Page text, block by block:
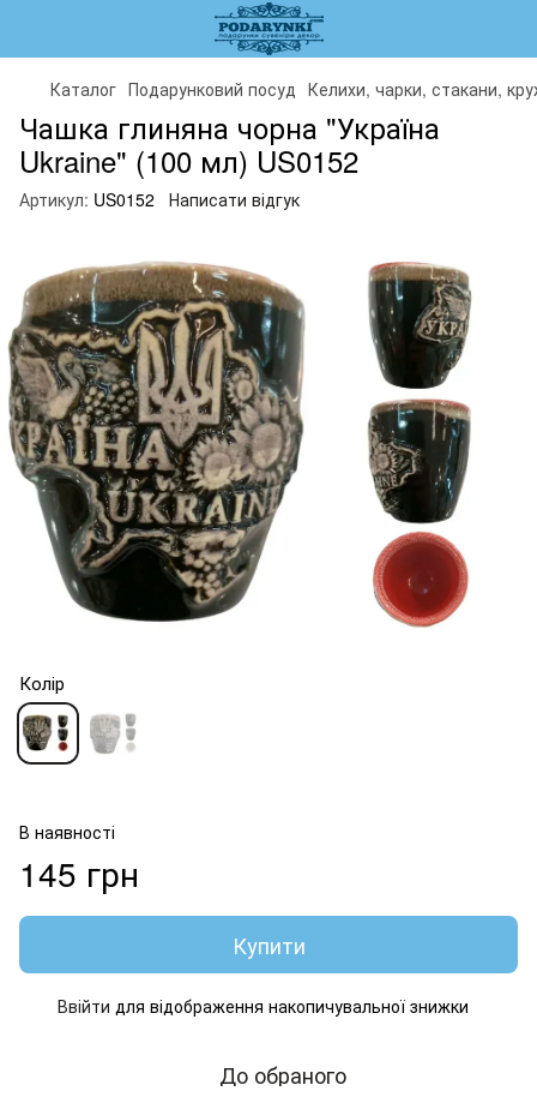
Каталог Подарунковий посуд Келихи, чарки, стакани,
Чашка глиняна чорна "Україна
Ukraine" (100 мл) US0152
Артикул: US0152 Написати відгук
Колір
В наявності
145 грн
Купити
Ввійти для відображення накопичувальної знижки
До обраного